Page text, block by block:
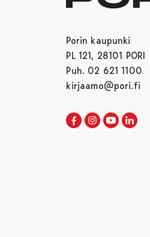
Porin kaupunki
PL 121, 28101 PORI
Puh. 02 621 1100
kirjaamo@pori.fi
Porin kaupunki
Avautuu
Porin
Avautuu
Porin